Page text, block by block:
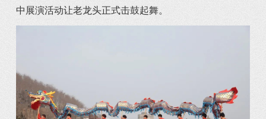
中展演活动让老龙头正式击鼓起舞。